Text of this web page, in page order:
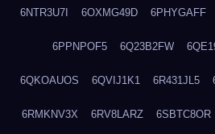
6NTR3U7I 6OXMG49D 6PHYGAFF
6PPNPOF5 6Q23B2FW
6QKOAUOS 6QVIJ1K1 6R431JL5
6RMKNV3X 6RV8LARZ 6SBTC8OR